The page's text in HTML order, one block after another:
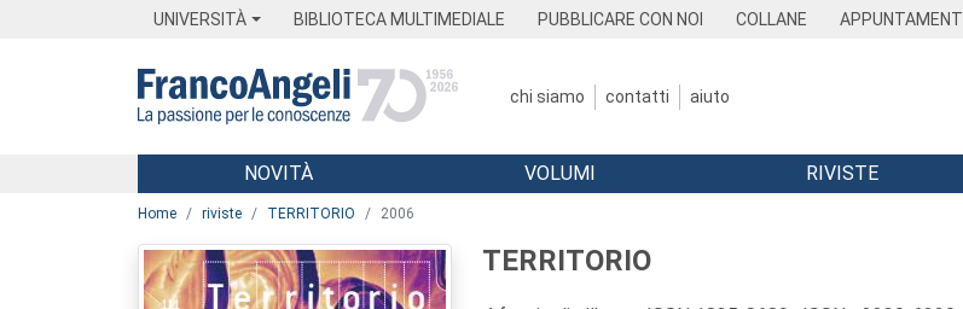
UNIVERSITÀ BIBLIOTECA MULTIMEDIALE PUBBLICARE CON NOI COLLANE APPUNTAMENTI
chi siamo contatti aiuto
Menu
NOVITÀ VOLUMI RIVISTE
Home riviste TERRITORIO 2006
TERRITORIO